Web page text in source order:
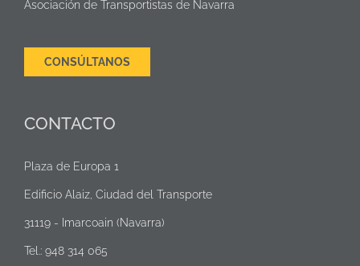
Asociación de Transportistas de Navarra
CONSÚLTANOS
CONTACTO
Plaza de Europa 1
Edificio Alaiz, Ciudad del Transporte
31119 - Imarcoain (Navarra)
Tel.: 948 314 065